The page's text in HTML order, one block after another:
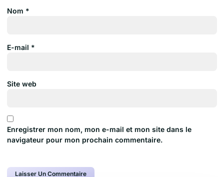
Nom *
E-mail *
Site web
Enregistrer mon nom, mon e-mail et mon site dans le
navigateur pour mon prochain commentaire.